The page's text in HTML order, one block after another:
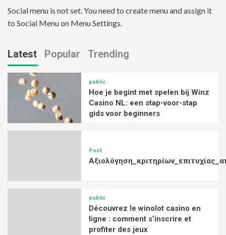
Social menu is not set. You need to create menu and assign it
to Social Menu on Menu Settings.
Latest Popular Trending
public
Hoe je begint met spelen bij Winz
Casino NL: een stap-voor-stap
gids voor beginners
Post
public
Découvrez le winolot casino en
ligne : comment s’inscrire et
profiter des jeux